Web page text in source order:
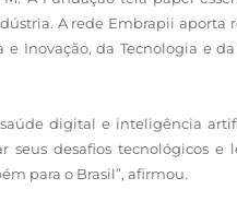
A rede Embrapii aporta
Inovação, da Tecnologia e da
saúde digital e inteligência
seus desafios tecnológicos e
para o Brasil”, afirmou.